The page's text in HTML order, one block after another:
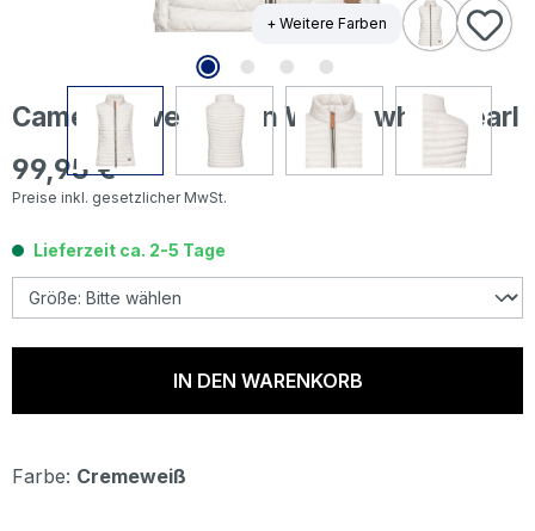
+ Weitere Farben
Camel active Damen Weste white pearl
Regulärer Preis:
99,95 €
Preise inkl. gesetzlicher MwSt.
Lieferzeit ca. 2-5 Tage
IN DEN WARENKORB
Farbe: Cremeweiß